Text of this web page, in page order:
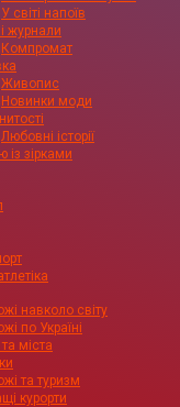
У світі напоїв
журнали
Компромат
Живопис
Новинки моди
Любовні історії
із зірками
навколо світу
по Україні
міста
та туризм
курорти